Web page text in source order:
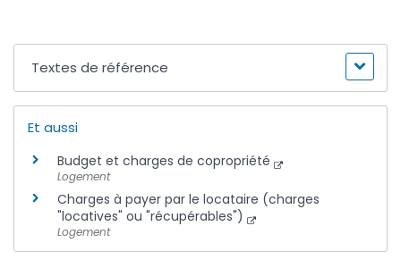
Textes de référence
Et aussi
Budget et charges de copropriété
Logement
Charges à payer par le locataire (charges
"locatives" ou "récupérables")
Logement